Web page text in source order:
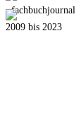
fachbuchjournal
2009 bis 2023